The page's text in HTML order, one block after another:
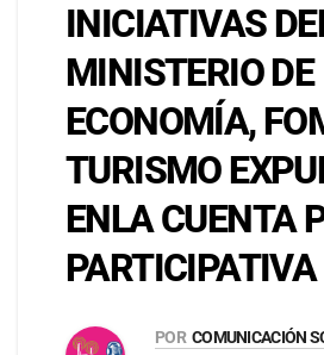
INICIATIVAS
MINISTERIO DE
ECONOMÍA,
TURISMO
ENLA CUENTA
POR COMUNICACIÓN